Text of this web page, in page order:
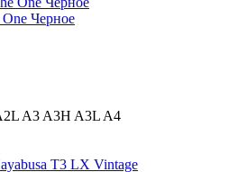
Черное
A3 A3H A3L A4